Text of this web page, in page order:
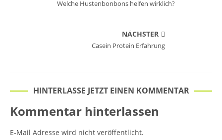
Welche Hustenbonbons helfen wirklich?
NÄCHSTER
Casein Protein Erfahrung
HINTERLASSE JETZT EINEN KOMMENTAR
Kommentar hinterlassen
E-Mail Adresse wird nicht veröffentlicht.